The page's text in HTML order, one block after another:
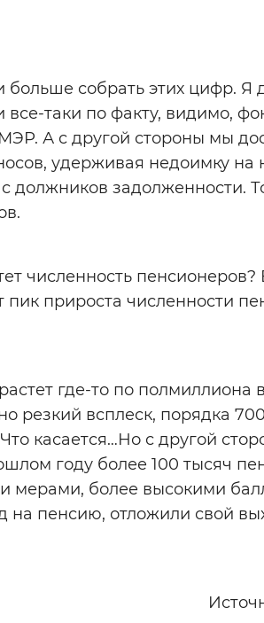
собрать этих цифр. Я
таки по факту, видимо,
А с другой стороны мы
удерживая недоимку на
задолженности.
численность
прироста численности
где-то по полмиллиона
резкий всплеск, порядка
касается…Но с другой
году более 100 тысяч
мерами, более высокими
на пенсию, отложили свой